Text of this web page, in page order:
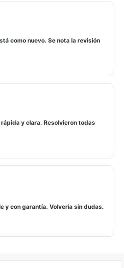
como nuevo. Se nota la revisión
y clara. Resolvieron todas
y con garantía. Volvería sin dudas.